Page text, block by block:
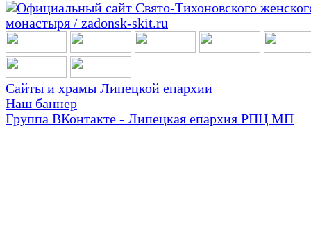
Сайты и храмы Липецкой епархии
Наш баннер
Группа ВКонтакте - Липецкая епархия РПЦ МП